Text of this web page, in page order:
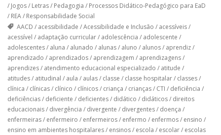
/ Jogos/ Letras/ Pedagogia / Processos Didático-Pedagógico para EaD
/ REA/ Responsabilidade Social
AACD / acessibilidade /Acessibilidade e Inclusão / acessíveis/
acessível / adaptação curricular/ adolescência / adolescente /
adolescentes/ aluna / alunado / alunas/ aluno / alunos/ aprendiz/
aprendizado / aprendizados/ aprendizagem / aprendizagens/
aprendizes/ atendimento educacional especializado / atitude /
atitudes/ atitudinal / aula / aulas/ classe / classe hospitalar/ classes/
clínica / clínicas/ clínico / clínicos/ criança / crianças/ CTI / deficiência /
deficiências/ deficiente / deficientes/ didático / didáticos/ direitos
educacionais/ divergência / divergente / divergentes/ doença /
enfermeiras/ enfermeiro / enfermeiros/ enfermo / enfermos/ ensino /
ensino em ambientes hospitalares/ ensinos/ escola / escolar/ escolas